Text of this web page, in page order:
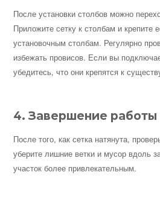
После установки столбов можно
Приложите сетку к столбам и крепите
установочным столбам. Регулярно
избежать провисов. Если вы
убедитесь, что они крепятся к
4. Завершение работы
После того, как сетка натянута,
уберите лишние ветки и мусор вдоль
участок более привлекательным.